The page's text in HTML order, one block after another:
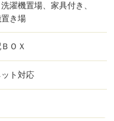
濯機置場、家具付き、
き場
ＯＸ
ト対応